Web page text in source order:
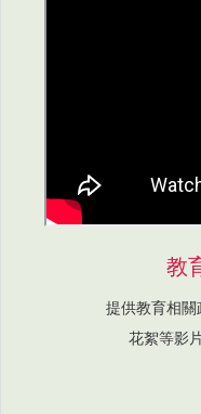
教
提供教育相關
花絮等影